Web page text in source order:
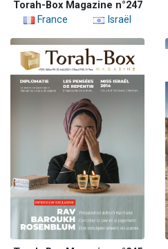
Torah-Box Magazine n°247
France
Israël